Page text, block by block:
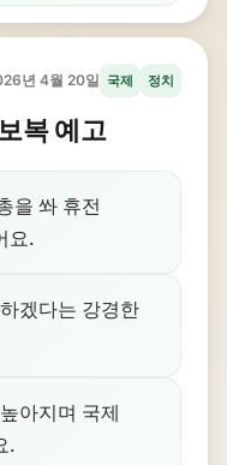
년 4월 20일 국제 정치
복 예고
을 쏴 휴전
요.
겠다는 강경한
아지며 국제
.